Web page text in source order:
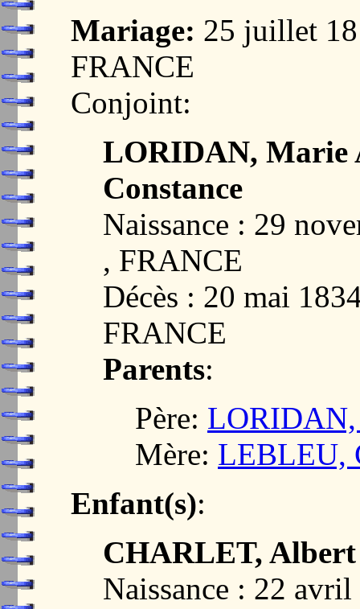
Mariage: 25 juillet
FRANCE
Conjoint:
LORIDAN, Marie
Constance
Naissance : 29
, FRANCE
Décès : 20 mai
FRANCE
Parents:
Père:
Mère: LEBLEU,
Enfant(s):
CHARLET, Albert
Naissance : 22